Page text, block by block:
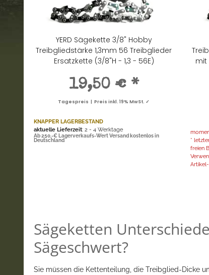
YERD Sägekette 3/8" Hobby
Treibgliedstärke 1,3mm 56 Treibglieder
Ersatzkette (3/8"H - 1,3 - 56E)
19,50 € *
Tagespreis | Preis inkl. 19% MwSt. ✓
KNAPPER LAGERBESTAND
aktuelle Lieferzeit: 2 - 4 Werktage
Ab 250,-€ Lagerverkaufs-Wert Versand kostenlos in
Deutschland
mit
*
freien
Artikel-
Sägeketten
Sägeschwert?
Sie müssen die Kettenteilung, die Treibglied-Dicke